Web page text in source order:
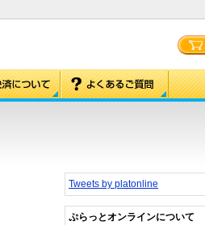
Tweets by platonline
ぷらっとオンラインについて